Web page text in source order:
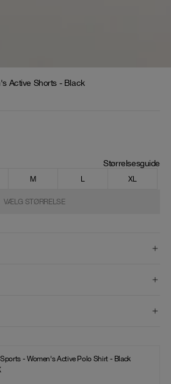
Active Shorts - Black
Størrelsesguide
M L XL
VÆLG STØRRELSE
- Women's Active Polo Shirt - Black